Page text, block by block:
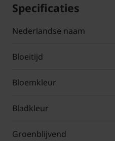
Specificaties
Nederlandse naam
Bloeitijd
Bloemkleur
Bladkleur
Groenblijvend